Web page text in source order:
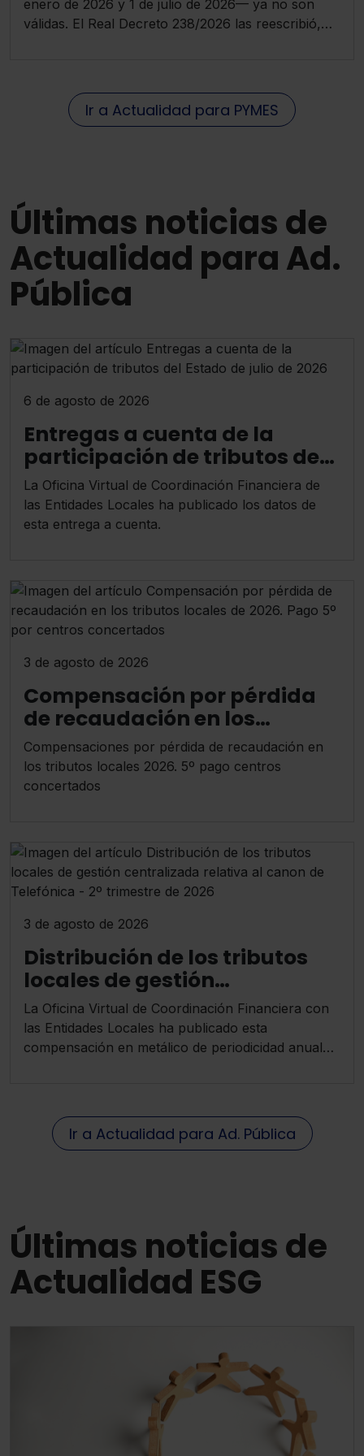
enero de 2026 y 1 de julio de 2026— ya no son
válidas. El Real Decreto 238/2026 las reescribió,
Ir a Actualidad para PYMES
Últimas noticias de
Actualidad para Ad.
Pública
6 de agosto de 2026
Entregas a cuenta de la
participación de tributos del
Estado de julio de 2026
La Oficina Virtual de Coordinación Financiera de
las Entidades Locales ha publicado los datos de
esta entrega a cuenta.
3 de agosto de 2026
Compensación por pérdida
de recaudación en los
tributos locales de 2026. Pago
5º por centros concertados
Compensaciones por pérdida de recaudación en
los tributos locales 2026. 5º pago centros
concertados
3 de agosto de 2026
Distribución de los tributos
locales de gestión
centralizada relativa al
canon de Telefónica - 2º
trimestre de 2026
La Oficina Virtual de Coordinación Financiera con
las Entidades Locales ha publicado esta
compensación en metálico de periodicidad anual
Ir a Actualidad para Ad. Pública
Últimas noticias de
Actualidad ESG